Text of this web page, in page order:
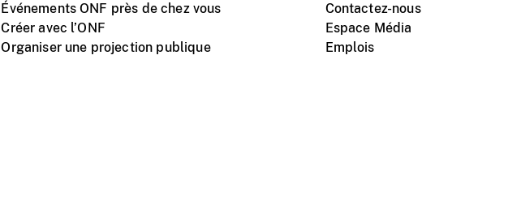
Événements ONF près de chez vous
Créer avec l’ONF
Organiser une projection publique
Contactez-nous
Espace Média
Emplois